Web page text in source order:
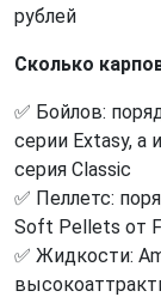
рублей
Сколько
✅ Бойлов:
серии Extasy, а
серия Classic
✅ Пеллетс:
Soft Pellets от
✅ Жидкости: